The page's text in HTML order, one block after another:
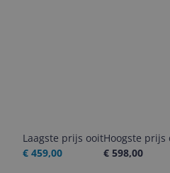
Laagste prijs ooit
€ 459,00
Hoogste prijs
€ 598,00